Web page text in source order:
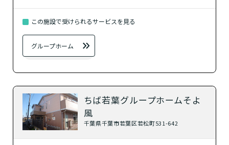
この施設で受けられるサービスを見る
グループホーム
ちば若葉グループホームそよ
風
千葉県千葉市若葉区若松町531-642